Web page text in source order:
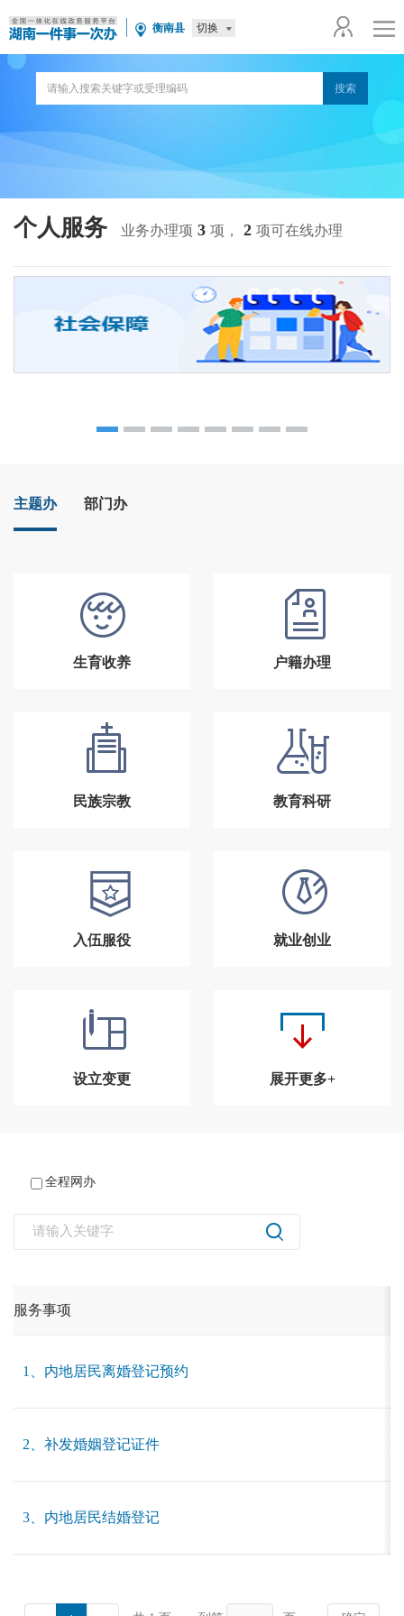
衡南县 切换
个人服务 业务办理项 3 项， 2 项可在线办理
主题办 部门办
生育收养 户籍办理
民族宗教 教育科研
入伍服役 就业创业
设立变更 展开更多+
全程网办